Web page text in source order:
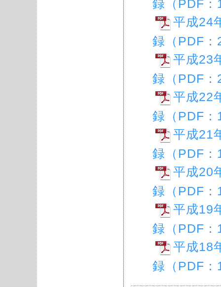
録（PDF
平成24
録（PDF
平成23
録（PDF
平成22
録（PDF
平成21
録（PDF：
平成20
録（PDF：
平成19
録（PDF：
平成18
録（PDF